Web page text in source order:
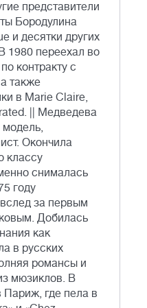
представители
Бородулина
и десятки других
1980 переехал во
контракту с
также
в Marie Claire,
|| Медведева
Окончила
классу
снималась
году
за первым
Добилась
как
в русских
романсы и
мюзиклов. В
Париж, где пела в